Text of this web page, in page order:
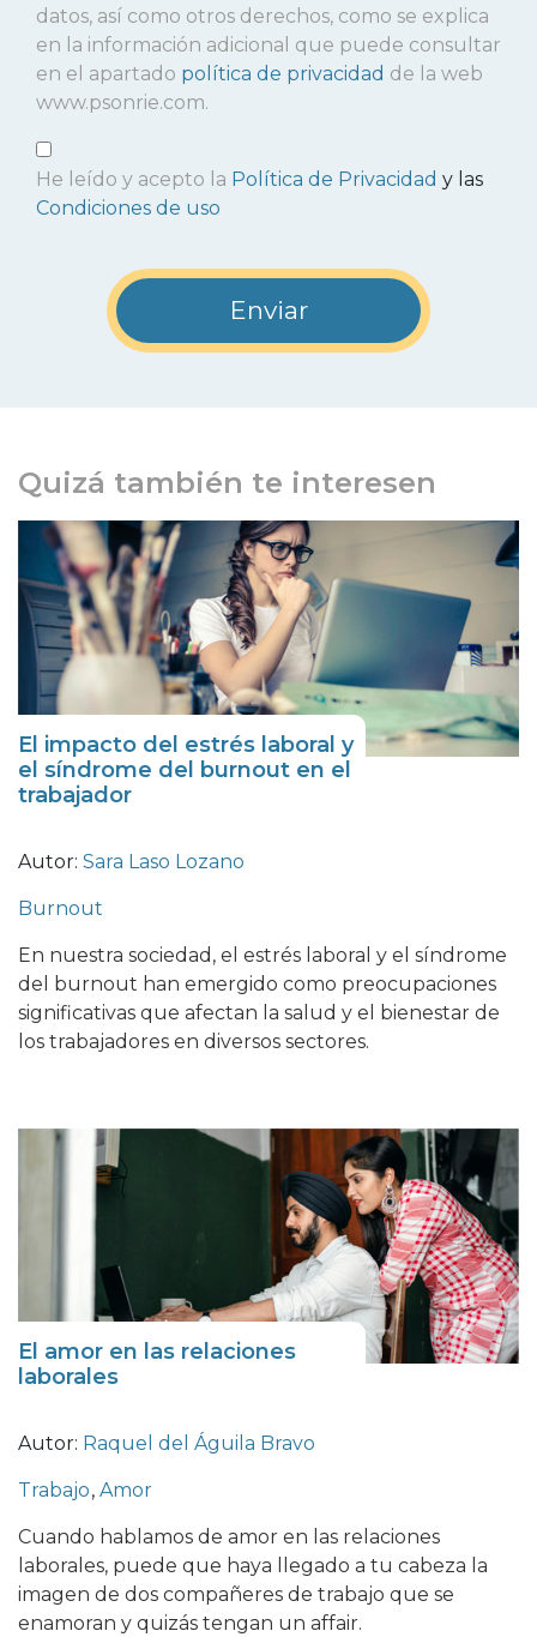
datos, así como otros derechos, como se explica
en la información adicional que puede consultar
en el apartado política de privacidad de la web
www.psonrie.com.
He leído y acepto la Política de Privacidad y las
Condiciones de uso
Quizá también te interesen
El impacto del estrés laboral y
el síndrome del burnout en el
trabajador
Autor: Sara Laso Lozano
Burnout
En nuestra sociedad, el estrés laboral y el síndrome
del burnout han emergido como preocupaciones
significativas que afectan la salud y el bienestar de
los trabajadores en diversos sectores.
El amor en las relaciones
laborales
Autor: Raquel del Águila Bravo
Trabajo, Amor
Cuando hablamos de amor en las relaciones
laborales, puede que haya llegado a tu cabeza la
imagen de dos compañeres de trabajo que se
enamoran y quizás tengan un affair.